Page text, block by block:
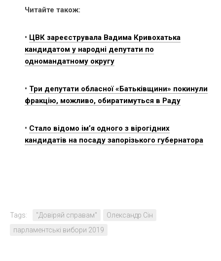
Читайте також:
• ЦВК зареєструвала Вадима Кривохатька
кандидатом у народні депутати по
одномандатному округу
• Три депутати обласної «Батьківщини» покинули
фракцію, можливо, обиратимуться в Раду
• Стало відомо ім’я одного з вірогідних
кандидатів на посаду запорізького губернатора
Tags: "Довіряй справам"
Олександр Сін
парламентські вибори 2019